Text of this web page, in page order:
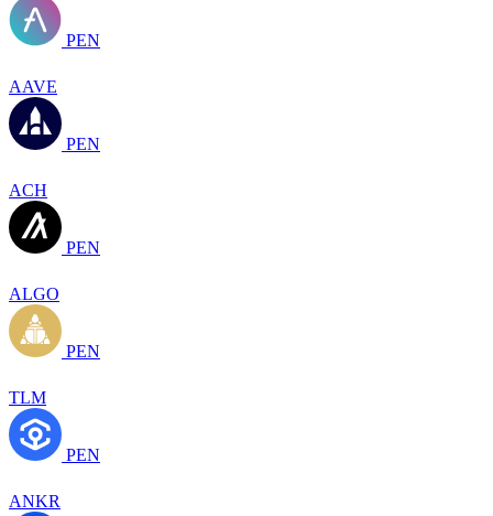
PEN
AAVE
PEN
ACH
PEN
ALGO
PEN
TLM
PEN
ANKR